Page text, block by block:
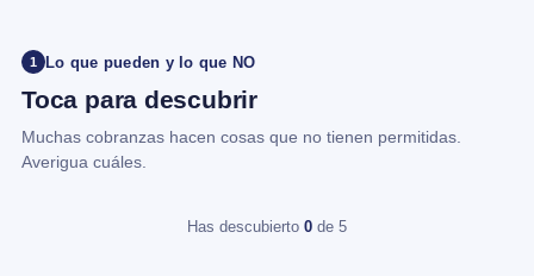
1 Lo que pueden y lo que NO
Toca para descubrir
Muchas cobranzas hacen cosas que no tienen permitidas.
Averigua cuáles.
Has descubierto 0 de 5